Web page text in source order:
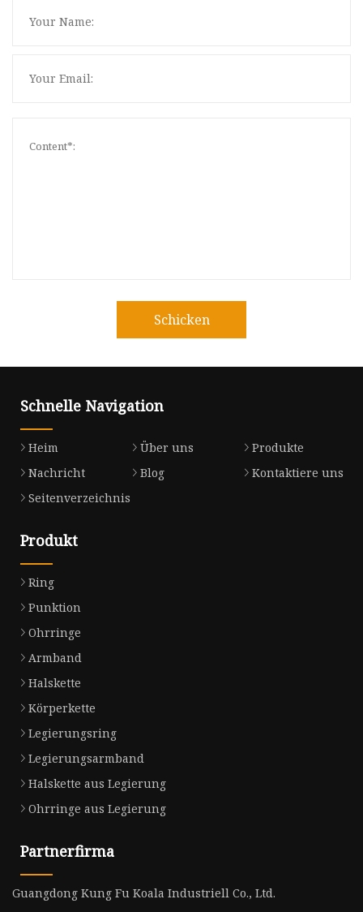
Schicken
Schnelle Navigation
Heim Über uns
Produkte
Nachricht
Blog
Kontaktiere uns
Seitenverzeichnis
Produkt
Ring
Punktion
Ohrringe
Armband
Halskette
Körperkette
Legierungsring
Legierungsarmband
Halskette aus Legierung
Ohrringe aus Legierung
Partnerfirma
Guangdong Kung Fu Koala Industriell Co., Ltd.